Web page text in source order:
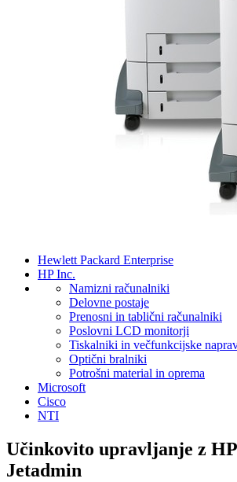
Hewlett Packard Enterprise
HP Inc.
Namizni računalniki
Delovne postaje
Prenosni in tablični računalniki
Poslovni LCD monitorji
Tiskalniki in večfunkcijske
Optični bralniki
Potrošni material in oprema
Microsoft
Cisco
NTI
Učinkovito upravljanje z
Jetadmin